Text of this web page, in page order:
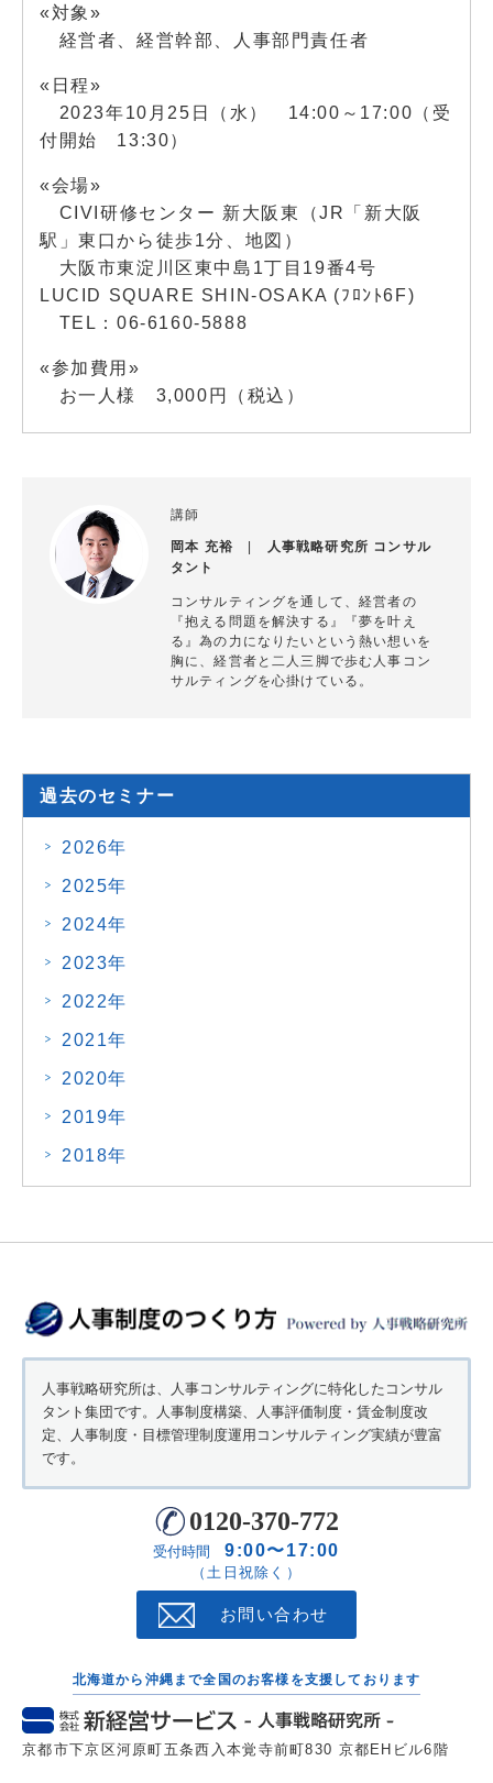
«対象»
経営者、経営幹部、人事部門責任者
«日程»
2023年10月25日（水） 14:00～17:00（受
付開始 13:30）
«会場»
CIVI研修センター 新大阪東（JR「新大阪
駅」東口から徒歩1分、 地図 ）
大阪市東淀川区東中島1丁目19番4号
LUCID SQUARE SHIN-OSAKA (ﾌﾛﾝﾄ6F)
TEL：06-6160-5888
«参加費用»
お一人様 3,000円（税込）
講師
岡本 充裕
人事戦略研究所 コンサル
タント
コンサルティングを通して、経営者の
『抱える問題を解決する』『夢を叶え
る』為の力になりたいという熱い想いを
胸に、経営者と二人三脚で歩む人事コン
サルティングを心掛けている。
過去のセミナー
2026年
2025年
2024年
2023年
2022年
2021年
2020年
2019年
2018年
人事戦略研究所は、人事コンサルティングに特化したコンサル
タント集団です。人事制度構築、人事評価制度・賃金制度改
定、人事制度・目標管理制度運用コンサルティング実績が豊富
です。
0120-370-772
受付時間 9:00〜17:00
（土日祝除く）
お問い合わせ
北海道から沖縄まで全国のお客様を支援しております
京都市下京区河原町五条西入本覚寺前町830 京都EHビル6階